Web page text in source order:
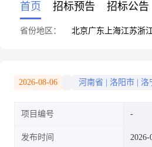
公告(
首页 招标预告 招标公告
省份地区： 北京广东 上海江苏浙
2026-08-06 河南省 洛阳市 洛
项目编号
发布时间 2026-